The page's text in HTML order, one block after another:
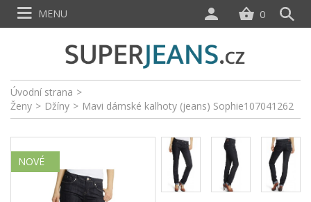
Úvodní strana >
Ženy > Džíny > Mavi dámské kalhoty (jeans) Sophie107041262
NOVÉ
0
MENU